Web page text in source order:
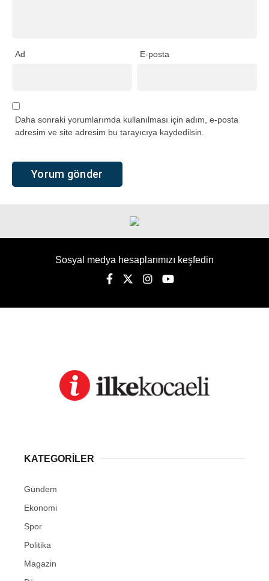
Ad E-posta
Daha sonraki yorumlarımda kullanılması için adım, e-posta
adresim ve site adresim bu tarayıcıya kaydedilsin.
Sosyal medya hesaplarımızı keşfedin
KATEGORİLER
Gündem
Ekonomi
Spor
Politika
Magazin